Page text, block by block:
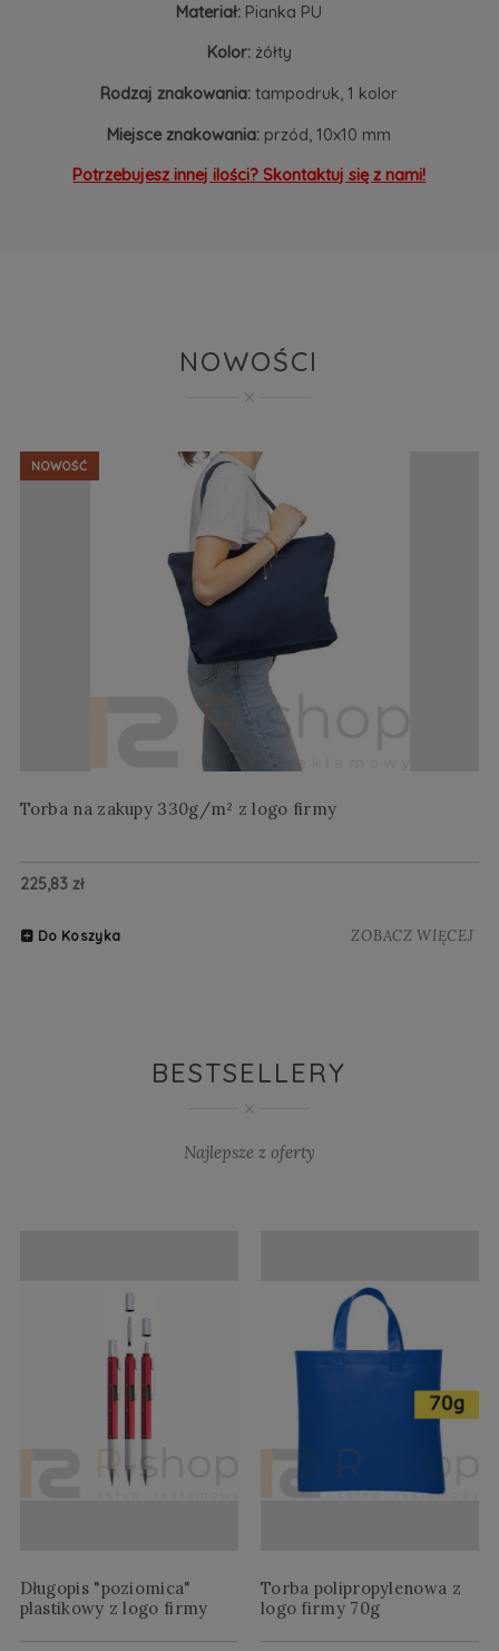
Materiał: Pianka PU
Kolor:żółty
Rodzaj znakowania: tampodruk, 1 kolor
Miejsce znakowania: przód, 10x10 mm
Potrzebujesz innej ilości? Skontaktuj się z nami!
NOWOŚCI
Torba na zakupy 330g/m² z logo firmy
225,83 zł
Do Koszyka ZOBACZ WIĘCEJ
NOWOŚĆ
BESTSELLERY
Najlepsze z oferty
Długopis "poziomica"
plastikowy z logo firmy
Torba polipropylenowa z
logo firmy 70g